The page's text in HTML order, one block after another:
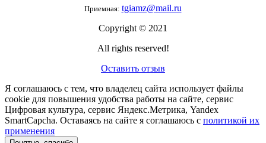
Приемная: tgiamz@mail.ru
Copyright © 2021
All rights reserved!
Оставить отзыв
Я соглашаюсь с тем, что владелец сайта использует файлы
cookie для повышения удобства работы на сайте, сервис
Цифровая культура, сервис Яндекс.Метрика, Yandex
SmartCapcha. Оставаясь на сайте я соглашаюсь с политикой их
применения